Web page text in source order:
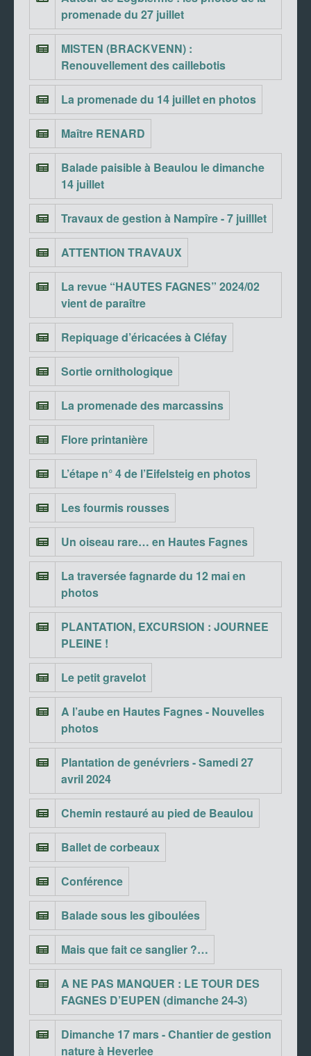
promenade du 27 juillet
MISTEN (BRACKVENN) :
Renouvellement des caillebotis
La promenade du 14 juillet en photos
Maître RENARD
Balade paisible à Beaulou le dimanche
14 juillet
Travaux de gestion à Nampîre - 7 juilllet
ATTENTION TRAVAUX
La revue “HAUTES FAGNES” 2024/02
vient de paraître
Repiquage d’éricacées à Cléfay
Sortie ornithologique
La promenade des marcassins
Flore printanière
L’étape n° 4 de l’Eifelsteig en photos
Les fourmis rousses
Un oiseau rare… en Hautes Fagnes
La traversée fagnarde du 12 mai en
photos
PLANTATION, EXCURSION : JOURNEE
PLEINE !
Le petit gravelot
A l’aube en Hautes Fagnes - Nouvelles
photos
Plantation de genévriers - Samedi 27
avril 2024
Chemin restauré au pied de Beaulou
Ballet de corbeaux
Conférence
Balade sous les giboulées
Mais que fait ce sanglier ?…
A NE PAS MANQUER : LE TOUR DES
FAGNES D’EUPEN (dimanche 24-3)
Dimanche 17 mars - Chantier de gestion
nature à Heverlee